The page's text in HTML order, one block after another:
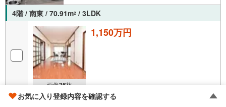
4階 / 南東 / 70.91m2 / 3LDK
画像36枚
1,150万円
おすすめポイント大迫 一貴
お気に入り登録内容を確認する